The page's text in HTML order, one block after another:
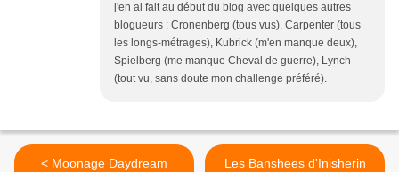
j'en ai fait au début du blog avec quelques autres
blogueurs : Cronenberg (tous vus), Carpenter (tous
les longs-métrages), Kubrick (m'en manque deux),
Spielberg (me manque Cheval de guerre), Lynch
(tout vu, sans doute mon challenge préféré).
< Moonage Daydream
Les Banshees d'Inisherin